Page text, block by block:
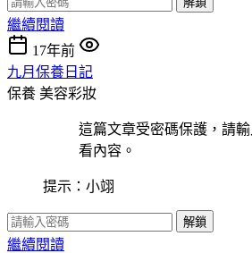
繼續閱讀
17年前
九月保養日記
保養 美容彩妝
這篇文章受密碼保護，請
看內容。
提示：小翊
解鎖
繼續閱讀